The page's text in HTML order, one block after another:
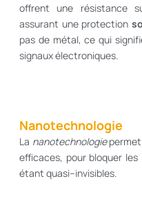
offrent une résistance
assurant une protection
pas de métal, ce qui
signaux électroniques.
Nanotechnologie
La nanotechnologie
efficaces, pour bloquer
étant quasi–invisibles.